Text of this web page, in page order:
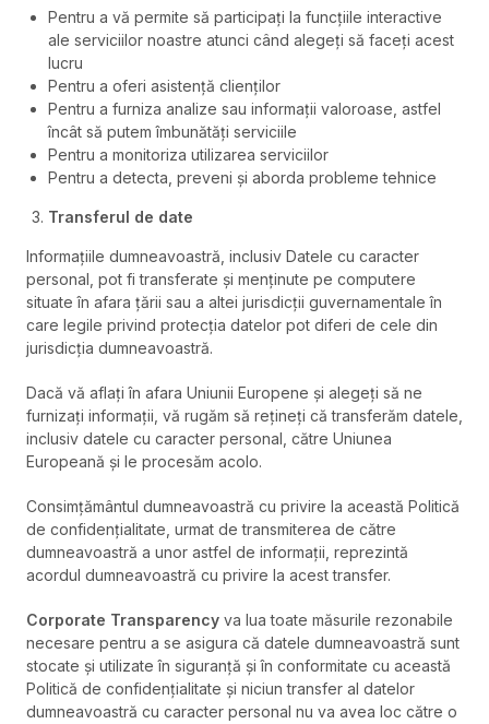
Pentru a vă permite să participați la funcțiile interactive
ale serviciilor noastre atunci când alegeți să faceți acest
lucru
Pentru a oferi asistență clienților
Pentru a furniza analize sau informații valoroase, astfel
încât să putem îmbunătăți serviciile
Pentru a monitoriza utilizarea serviciilor
Pentru a detecta, preveni și aborda probleme tehnice
Transferul de date
Informațiile dumneavoastră, inclusiv Datele cu caracter
personal, pot fi transferate și menținute pe computere
situate în afara țării sau a altei jurisdicții guvernamentale în
care legile privind protecția datelor pot diferi de cele din
jurisdicția dumneavoastră.
Dacă vă aflați în afara Uniunii Europene și alegeți să ne
furnizați informații, vă rugăm să rețineți că transferăm datele,
inclusiv datele cu caracter personal, către Uniunea
Europeană și le procesăm acolo.
Consimțământul dumneavoastră cu privire la această Politică
de confidențialitate, urmat de transmiterea de către
dumneavoastră a unor astfel de informații, reprezintă
acordul dumneavoastră cu privire la acest transfer.
Corporate Transparency va lua toate măsurile rezonabile
necesare pentru a se asigura că datele dumneavoastră sunt
stocate și utilizate în siguranță și în conformitate cu această
Politică de confidențialitate și niciun transfer al datelor
dumneavoastră cu caracter personal nu va avea loc către o